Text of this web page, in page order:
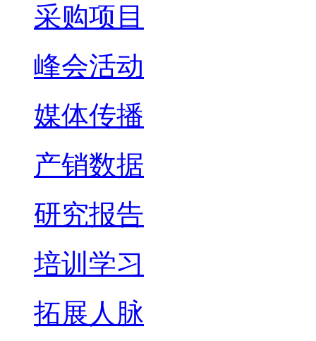
采购项目
峰会活动
媒体传播
产销数据
研究报告
培训学习
拓展人脉